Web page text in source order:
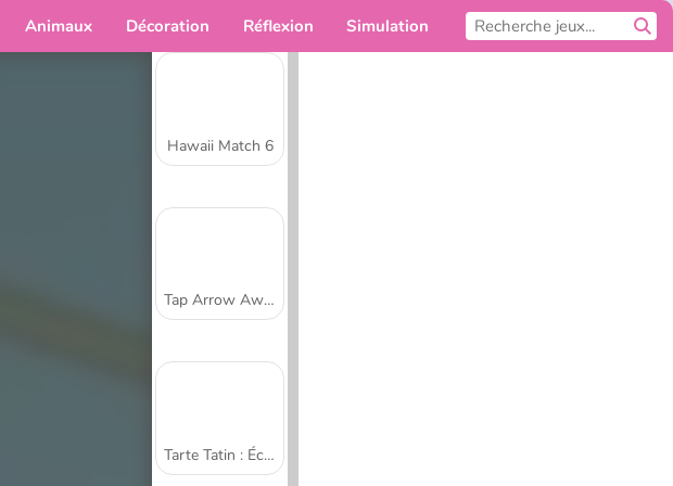
Animaux Décoration Réflexion Simulation
Hawaii Match 6
Tap Arrow Away
Tarte Tatin : École de cuisine de Sara